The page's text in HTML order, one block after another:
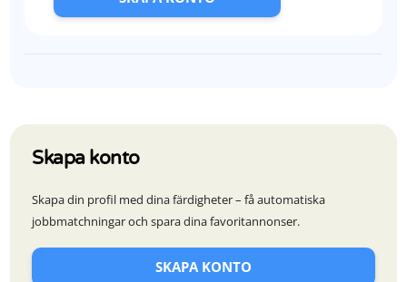
Skapa konto
Skapa din profil med dina färdigheter – få automatiska
jobbmatchningar och spara dina favoritannonser.
SKAPA KONTO